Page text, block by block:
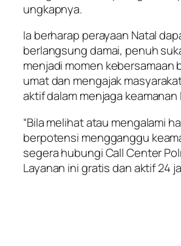
ungkapnya.
Ia berharap perayaan Natal
berlangsung damai, penuh
menjadi momen kebersamaan
umat dan mengajak
aktif dalam menjaga keamanan
“Bila melihat atau mengalami
berpotensi mengganggu
segera hubungi Call Center
Layanan ini gratis dan aktif 24